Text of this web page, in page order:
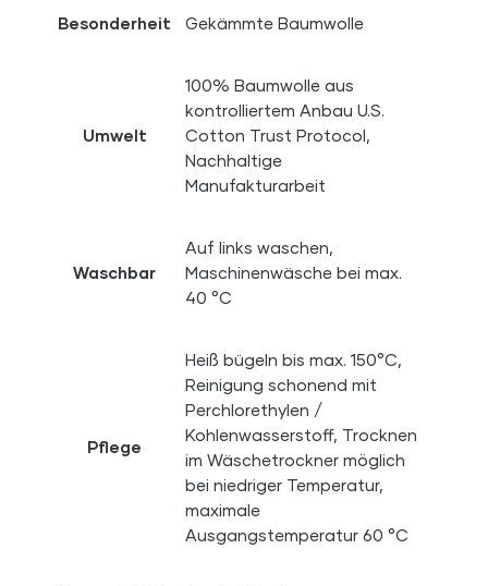
Besonderheit Gekämmte Baumwolle
Umwelt
100% Baumwolle aus
kontrolliertem Anbau U.S.
Cotton Trust Protocol,
Nachhaltige
Manufakturarbeit
Waschbar
Auf links waschen,
Maschinenwäsche bei max.
40 °C
Pflege
Heiß bügeln bis max. 150°C,
Reinigung schonend mit
Perchlorethylen /
Kohlenwasserstoff, Trocknen
im Wäschetrockner möglich
bei niedriger Temperatur,
maximale
Ausgangstemperatur 60 °C